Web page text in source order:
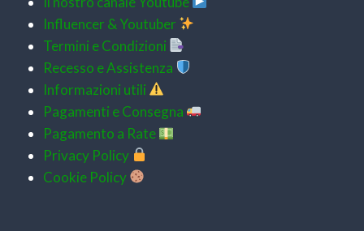
Influencer & Youtuber
Termini e Condizioni
Recesso e Assistenza
Informazioni utili
Pagamenti eConsegna
Pagamento a Rate
Privacy Policy
Cookie Policy